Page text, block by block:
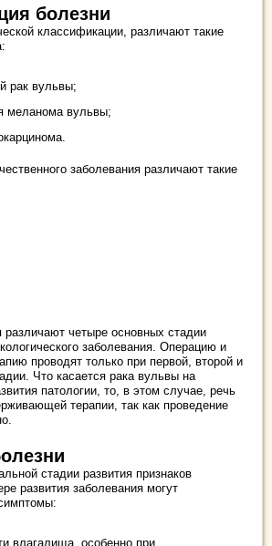
болезни
классификации, различают такие
рак вульвы;
меланома вульвы;
заболевания различают такие
различают четыре основных стадии
заболевания. Операцию и
проводят только при первой, второй и
Что касается рака вульвы на
патологии, то, в этом случае, речь
терапии, так как проведение
стадии развития признаков
развития заболевания могут
влагалища, особенно при